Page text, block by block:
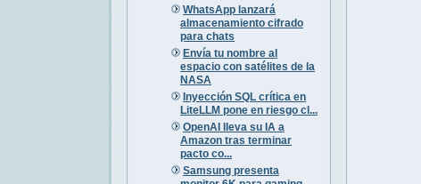
WhatsApp lanzará
almacenamiento cifrado
para chats
Envía tu nombre al
espacio con satélites de la
NASA
Inyección SQL crítica en
LiteLLM pone en riesgo cl...
OpenAI lleva su IA a
Amazon tras terminar
pacto co...
Samsung presenta